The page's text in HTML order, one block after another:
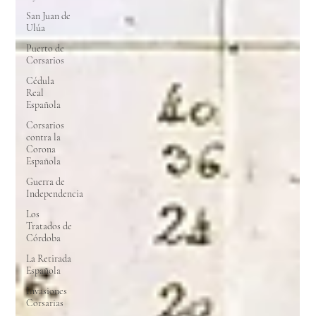
San Juan de
Ulúa
Puerto de
Corsarios
Cédula
Real
Española
Corsarios
contra la
Corona
Española
Guerra de
Independencia
Los
Tratados de
Córdoba
La Retirada
Española
Invasiones
Corsarias